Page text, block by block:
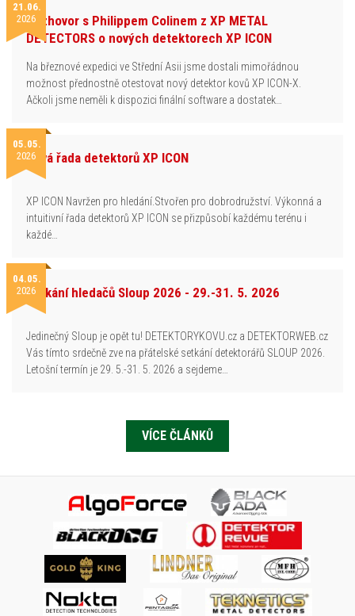
21.06.
2026Rozhovor s Philippem Colinem z XP METAL
DETECTORS o nových detektorech XP ICON
Na březnové expedici ve Střední Asii jsme dostali mimořádnou
možnost přednostně otestovat nový detektor kovů XP ICON-X.
Ačkoli jsme neměli k dispozici finální software a dostatek…
05.05.
2026Nová řada detektorů XP ICON
XP ICON Navržen pro hledání.Stvořen pro dobrodružství. Výkonná a
intuitivní řada detektorů XP ICON se přizpůsobí každému terénu i
každé…
04.05.
2026Setkání hledačů Sloup 2026 - 29.-31. 5. 2026
Jedinečný Sloup je opět tu! DETEKTORYKOVU.cz a DETEKTORWEB.cz
Vás tímto srdečně zve na přátelské setkání detektorářů SLOUP 2026.
Letošní termín je 29. 5.-31. 5. 2026 a sejdeme…
VÍCE ČLÁNKŮ